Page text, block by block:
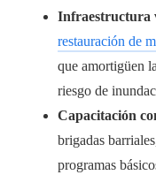
Infraestructura
restauración de
que amortigüen
riesgo de
Capacitación
brigadas
programas